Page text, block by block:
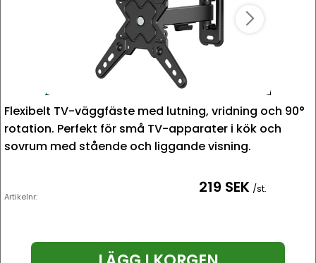
Flexibelt TV-väggfäste med lutning, vridning och 90°
rotation. Perfekt för små TV-apparater i kök och
sovrum med stående och liggande visning.
Artikelnr: 219 SEK /st.